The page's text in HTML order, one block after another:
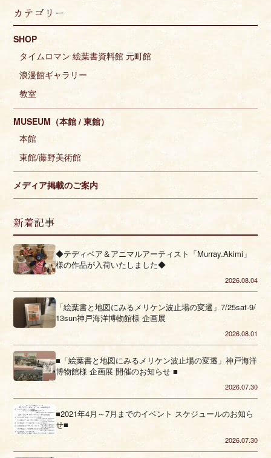
カテゴリー
SHOP
タイムロマン 絵葉書資料館 元町館
浪漫館ギャラリー
教室
MUSEUM（本館 / 東館）
本館
東館/藤野美術館
メディア掲載のご案内
新着記事
◆テディベア＆アニマルアーティスト「Murray.Akimi」
様の作品が入荷いたしました◆
2026.08.04
「絵葉書と地図にみるメリケン波止場の変遷」7/25sat-9/
13sun神戸海洋博物館様 企画展
2026.08.01
■「絵葉書と地図にみるメリケン波止場の変遷」神戸海洋
博物館様 企画展 開催のお知らせ ■
2026.07.30
■2021年4月～7月までのイベント スケジュールのお知ら
せ■
2026.07.30